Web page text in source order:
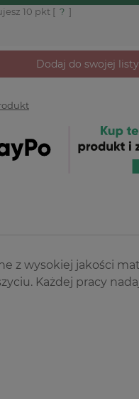
10 pkt [ ? ]
Dodaj do swojej
z wysokiej jakości
Każdej pracy